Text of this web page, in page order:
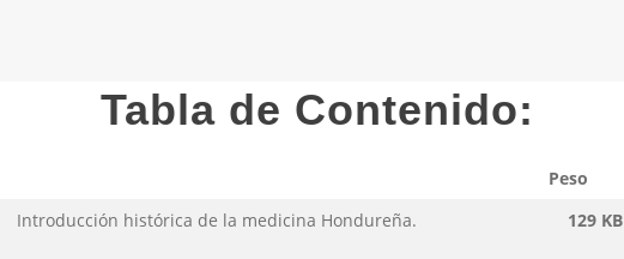
Tabla de Contenido:
Peso
Introducción histórica de la medicina Hondureña. 129 KB